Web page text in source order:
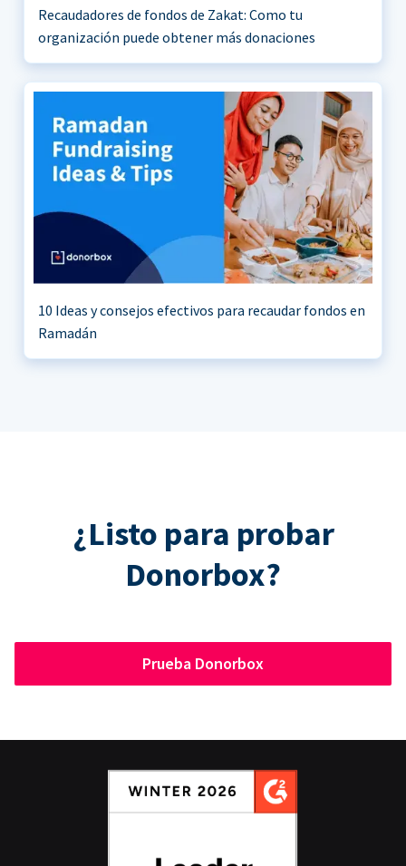
Recaudadores de fondos de Zakat: Como tu
organización puede obtener más donaciones
10 Ideas y consejos efectivos para recaudar fondos en
Ramadán
¿Listo para probar
Donorbox?
Prueba Donorbox